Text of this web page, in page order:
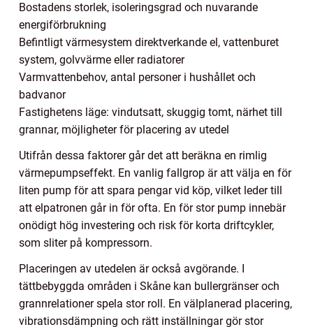
Bostadens storlek, isoleringsgrad och nuvarande
energiförbrukning
Befintligt värmesystem direktverkande el, vattenburet
system, golvvärme eller radiatorer
Varmvattenbehov, antal personer i hushållet och
badvanor
Fastighetens läge: vindutsatt, skuggig tomt, närhet till
grannar, möjligheter för placering av utedel
Utifrån dessa faktorer går det att beräkna en rimlig
värmepumpseffekt. En vanlig fallgrop är att välja en för
liten pump för att spara pengar vid köp, vilket leder till
att elpatronen går in för ofta. En för stor pump innebär
onödigt hög investering och risk för korta driftcykler,
som sliter på kompressorn.
Placeringen av utedelen är också avgörande. I
tättbebyggda områden i Skåne kan bullergränser och
grannrelationer spela stor roll. En välplanerad placering,
vibrationsdämpning och rätt inställningar gör stor